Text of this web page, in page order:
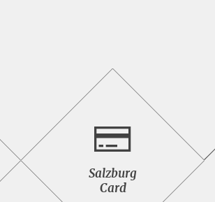
Salzburg
Card
Salzburg<br>Card